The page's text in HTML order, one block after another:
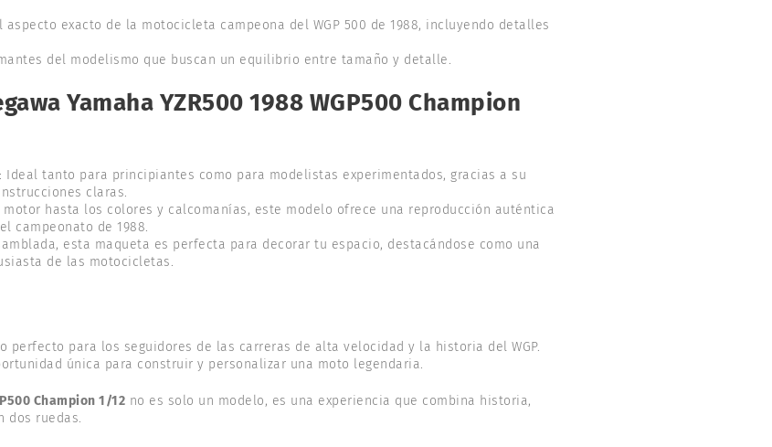
aspecto exacto de la motocicleta campeona del WGP 500 de 1988, incluyendo detalles
del modelismo que buscan un equilibrio entre tamaño y detalle.
Yamaha YZR500 1988 WGP500 Champion
: Ideal tanto para principiantes como para modelistas experimentados, gracias a su
claras.
motor hasta los colores y calcomanías, este modelo ofrece una reproducción auténtica
campeonato de 1988.
esta maqueta es perfecta para decorar tu espacio, destacándose como una
de las motocicletas.
perfecto para los seguidores de las carreras de alta velocidad y la historia del WGP.
única para construir y personalizar una moto legendaria.
Champion 1/12 no es solo un modelo, es una experiencia que combina historia,
dos ruedas.